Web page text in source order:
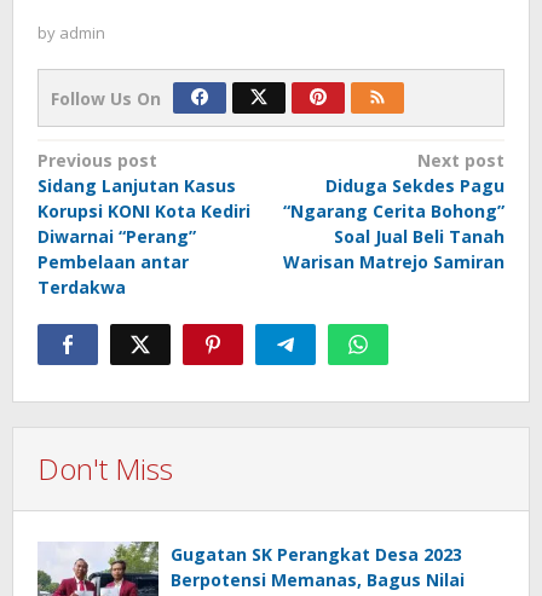
by admin
Follow Us On
Post
navigation
Previous post
Sidang Lanjutan Kasus
Korupsi KONI Kota Kediri
Diwarnai “Perang”
Pembelaan antar
Terdakwa
Next post
Diduga Sekdes Pagu
“Ngarang Cerita Bohong”
Soal Jual Beli Tanah
Warisan Matrejo Samiran
Don't Miss
Gugatan SK Perangkat Desa 2023
Berpotensi Memanas, Bagus Nilai